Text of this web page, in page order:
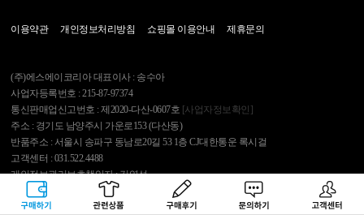
구매하기 관련상품 상품후기 문의하기 고객센터
이용약관 개인정보처리방침 쇼핑몰 이용안내 제휴문의
(주)에스에이코리아 대표이사 : 송수아
사업자등록번호 : 215-87-97374
통신판매업신고번호 : 제2020-다산-0607호 [사업자정보확인]
주소 : 경기도 남양주시 가운로153 (다산동)
반품주소 : 서울시 송파구 동남로20길 53 1층 CJ대한통운 록시걸
고객센터 : 031.522.4488
개인정보관리보호책임자 : 김영석
Copyright 2007 Roxygirl.tv Inc. All rights reserved.